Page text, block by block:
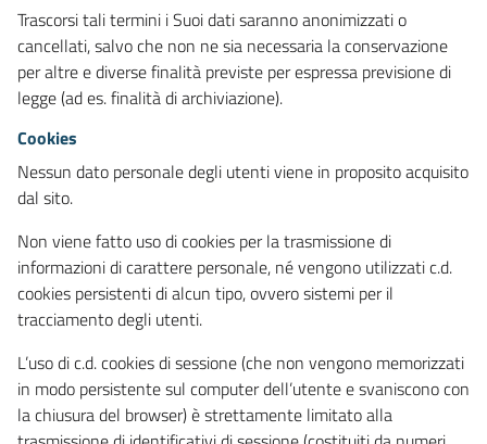
Trascorsi tali termini i Suoi dati saranno anonimizzati o
cancellati, salvo che non ne sia necessaria la conservazione
per altre e diverse finalità previste per espressa previsione di
legge (ad es. finalità di archiviazione).
Cookies
Nessun dato personale degli utenti viene in proposito acquisito
dal sito.
Non viene fatto uso di cookies per la trasmissione di
informazioni di carattere personale, né vengono utilizzati c.d.
cookies persistenti di alcun tipo, ovvero sistemi per il
tracciamento degli utenti.
L’uso di c.d. cookies di sessione (che non vengono memorizzati
in modo persistente sul computer dell’utente e svaniscono con
la chiusura del browser) è strettamente limitato alla